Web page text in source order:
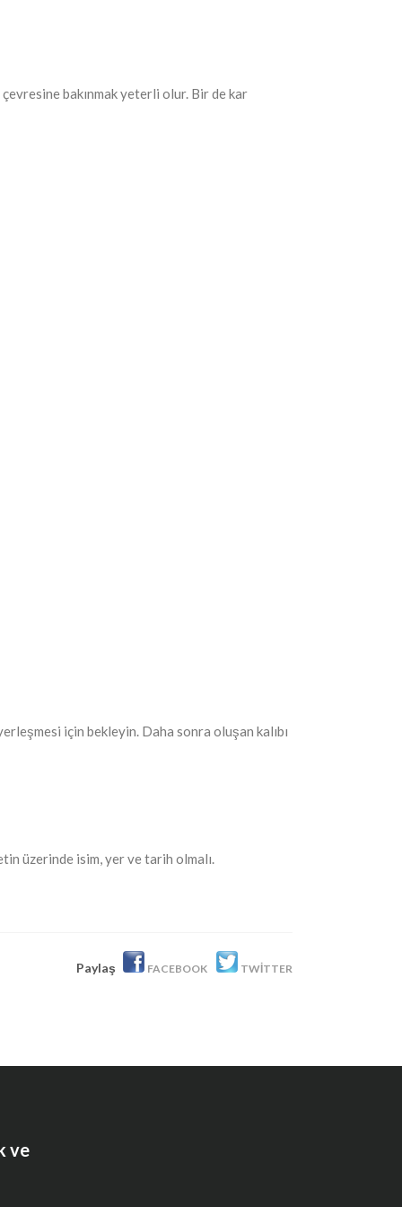
çevresine bakınmak yeterli olur. Bir de kar
için bekleyin. Daha sonra oluşan kalıbı
üzerinde isim, yer ve tarih olmalı.
Paylaş FACEBOOK TWITTER
ve